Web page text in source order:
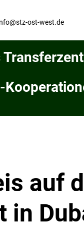
ost-west.de
auf
in